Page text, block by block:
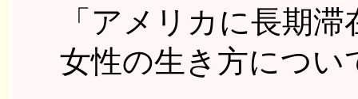
「アメリカに長期滞
女性の生き方につい